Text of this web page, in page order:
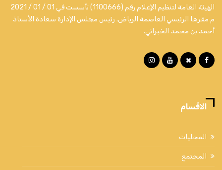
الهيئة العامة لتنظيم الإعلام رقم (1100666) تأسست في 01 / 01 / 2021
م مقرها الرئيسي العاصمة الرياض. رئيس مجلس الإدارة سعادة الأستاذ
أحمد بن محمد الخبراني.
الاقسام
المحليات
المجتمع